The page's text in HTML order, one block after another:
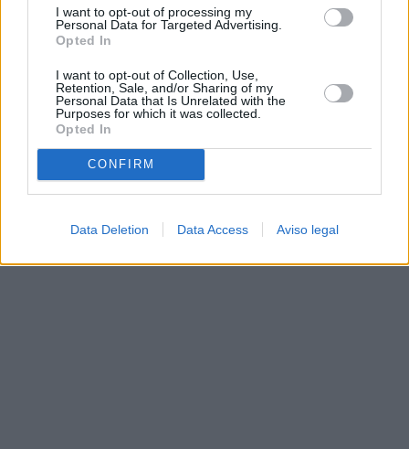
I want to opt-out of processing my
Personal Data for Targeted Advertising.
Opted In
I want to opt-out of Collection, Use,
Retention, Sale, and/or Sharing of my
Personal Data that Is Unrelated with the
Purposes for which it was collected.
Opted In
CONFIRM
Data Deletion Data Access Aviso legal